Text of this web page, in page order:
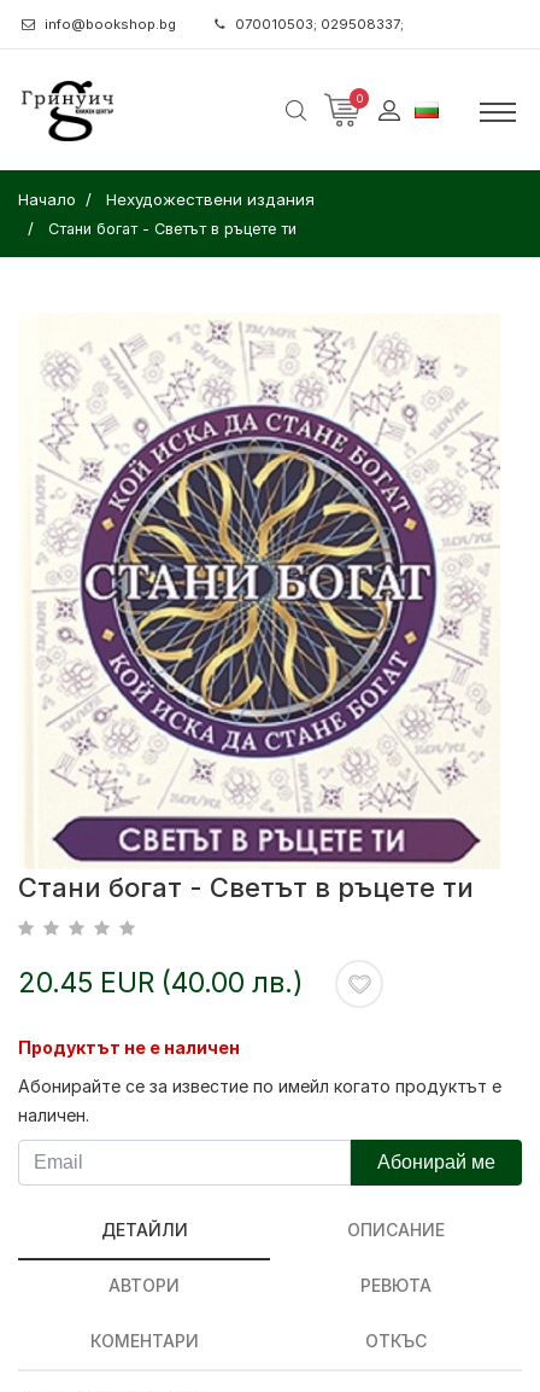
info@bookshop.bg 070010503; 029508337;
0
Начало Нехудожествени издания
Стани богат - Светът в ръцете ти
Стани богат - Светът в ръцете ти
20.45 EUR (40.00 лв.)
Продуктът не е наличен
Абонирайте се за известие по имейл когато продуктът е
наличен.
Абонирай ме
ДЕТАЙЛИ ОПИСАНИЕ
АВТОРИ РЕВЮТА
КОМЕНТАРИ ОТКЪС